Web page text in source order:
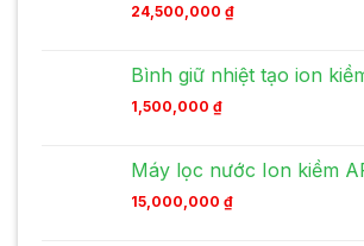
24,500,000 ₫
Bình giữ nhiệt tạo ion
1,500,000 ₫
Máy lọc nước Ion kiềm
15,000,000 ₫